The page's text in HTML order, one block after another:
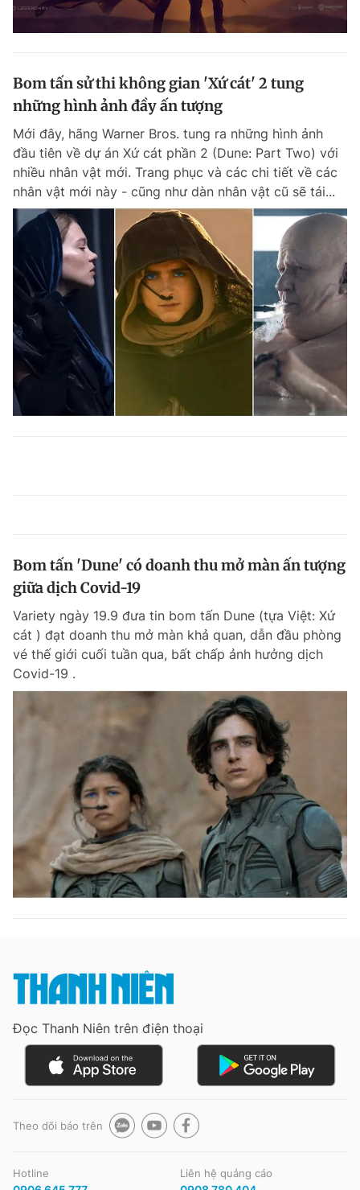
Bom tấn sử thi không gian 'Xứ cát' 2 tung
những hình ảnh đầy ấn tượng
Mới đây, hãng Warner Bros. tung ra những hình ảnh
đầu tiên về dự án Xứ cát phần 2 (Dune: Part Two) với
nhiều nhân vật mới. Trang phục và các chi tiết về các
nhân vật mới này - cũng như dàn nhân vật cũ sẽ tái...
Bom tấn 'Dune' có doanh thu mở màn ấn tượng
giữa dịch Covid-19
Variety ngày 19.9 đưa tin bom tấn Dune (tựa Việt: Xứ
cát ) đạt doanh thu mở màn khả quan, dẫn đầu phòng
vé thế giới cuối tuần qua, bất chấp ảnh hưởng dịch
Covid-19 .
Đọc Thanh Niên trên điện thoại
Theo dõi báo trên
Hotline Liên hệ quảng cáo